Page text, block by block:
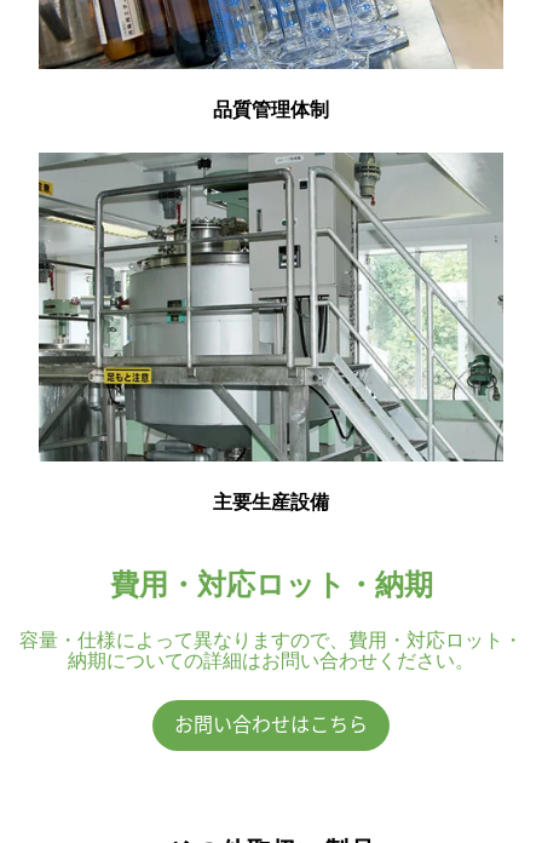
品質管理体制
主要生産設備
費用・対応ロット・納期
容量・仕様によって異なりますので、費用・対応ロット・
納期についての詳細はお問い合わせください。